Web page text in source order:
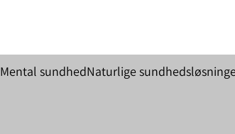
Mental sundhedNaturlige